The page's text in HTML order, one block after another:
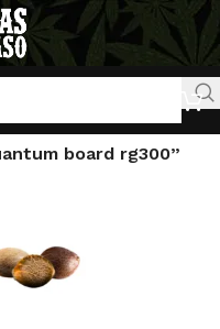
board rg300”